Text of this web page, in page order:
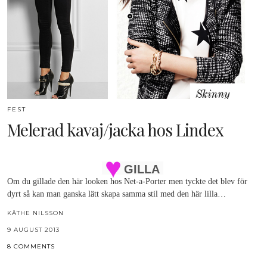
FEST
Melerad kavaj/jacka hos Lindex
GILLA
Om du gillade den här looken hos Net-a-Porter men tyckte det blev för
dyrt så kan man ganska lätt skapa samma stil med den här lilla…
KÄTHE NILSSON
9 AUGUST 2013
8 COMMENTS